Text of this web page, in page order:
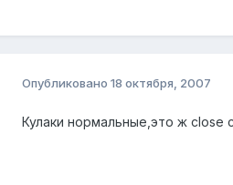
Опубликовано 18 октября, 2007
Кулаки нормальные,это ж close